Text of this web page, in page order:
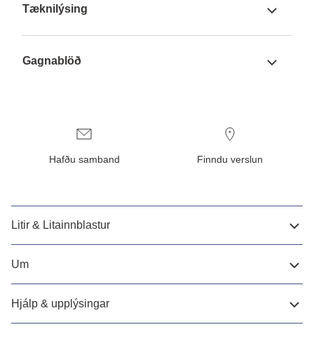
Tæknilýsing
Gagnablöð
Hafðu samband Finndu verslun
Litir & Litainnblastur
Um
Hjálp & upplýsingar